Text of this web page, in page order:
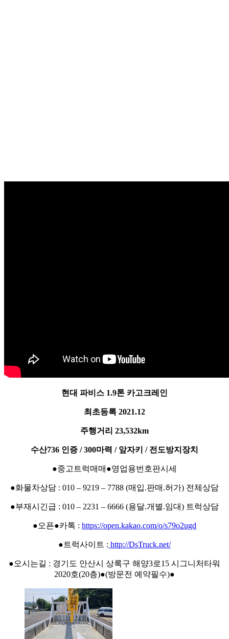
현대 파비스 1.9톤 카고크레인
최초등록 2021.12
주행거리 23,532km
수산736 인증 / 300마력 / 앞자키 / 전도방지장치
●중고트럭매매●영업용번호판시세
●화물차상담 : 010 – 9219 – 7788 (매입.판매.허가) 전체상담
●부재시긴급 : 010 – 2231 – 6666 (용달.개별.임대) 트럭상담
●오픈●카톡 : https://open.kakao.com/o/s79o2ugd
●트럭사이트 : http://DsTruck.net/
●오시는길 : 경기도 안산시 상록구 해양3로15 시그니처타워
2020호(20층)●(방문전 예약필수)●